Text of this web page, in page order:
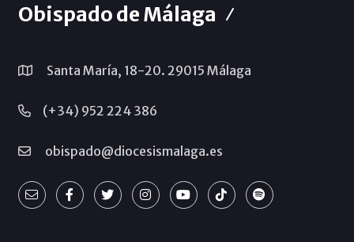
Obispado de Málaga
Santa María, 18-20. 29015 Málaga
(+34) 952 224 386
obispado@diocesismalaga.es